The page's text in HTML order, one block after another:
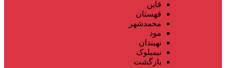
قاین
قهستان
محمدشهر
مود
نهبندان
نیمبلوک
بازگشت